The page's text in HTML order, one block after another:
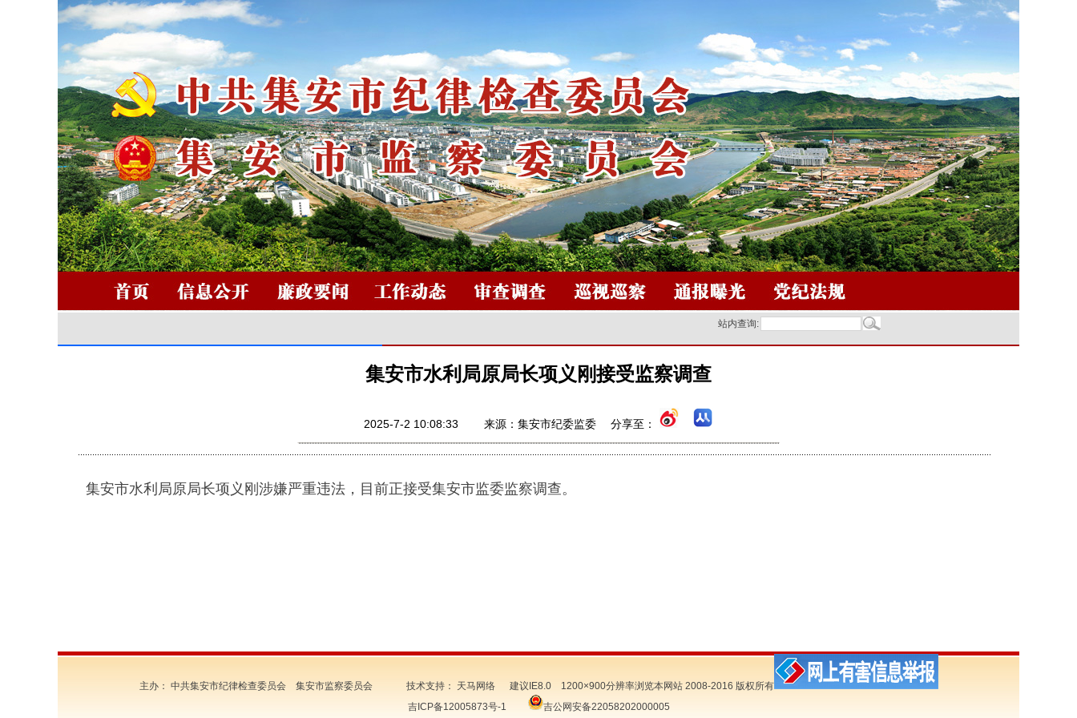
站内查询:
集安市水利局原局长项义刚接受监察调查
2025-7-2 10:08:33 来源：集安市纪委监委 分享至：
集安市水利局原局长项义刚涉嫌严重违法，目前正接受集安市监委监察调查。
主办： 中共集安市纪律检查委员会 集安市监察委员会 技术支持： 天马网络建议IE8.0 1200×900分辨率浏览本网站 2008-2016 版权所有
吉ICP备12005873号-1
吉公网安备22058202000005